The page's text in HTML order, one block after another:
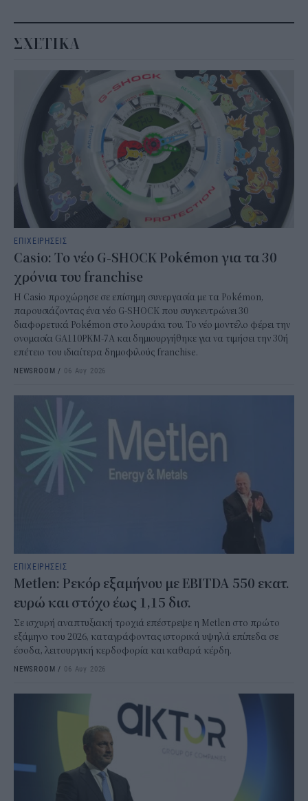
ΣΧΕΤΙΚΑ
ΕΠΙΧΕΙΡΗΣΕΙΣ
Casio: Το νέο G-SHOCK Pokémon για τα 30
χρόνια του franchise
Η Casio προχώρησε σε επίσημη συνεργασία με τα Pokémon,
παρουσιάζοντας ένα νέο G-SHOCK που συγκεντρώνει 30
διαφορετικά Pokémon στο λουράκι του. Το νέο μοντέλο φέρει την
ονομασία GA110PKM-7A και δημιουργήθηκε για να τιμήσει την 30ή
επέτειο του ιδιαίτερα δημοφιλούς franchise.
NEWSROOM / 06 Αυγ 2026
ΕΠΙΧΕΙΡΗΣΕΙΣ
Metlen: Ρεκόρ εξαμήνου με EBITDA 550 εκατ.
ευρώ και στόχο έως 1,15 δισ.
Σε ισχυρή αναπτυξιακή τροχιά επέστρεψε η Metlen στο πρώτο
εξάμηνο του 2026, καταγράφοντας ιστορικά υψηλά επίπεδα σε
έσοδα, λειτουργική κερδοφορία και καθαρά κέρδη.
NEWSROOM / 06 Αυγ 2026